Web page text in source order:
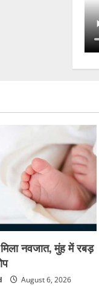
नवजात, मुंह में रबड़
August 6, 2026